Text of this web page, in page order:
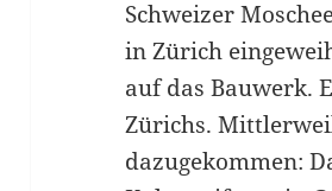
Schweizer
in Zürich
auf das Bauwerk.
Zürichs.
dazugekommen: